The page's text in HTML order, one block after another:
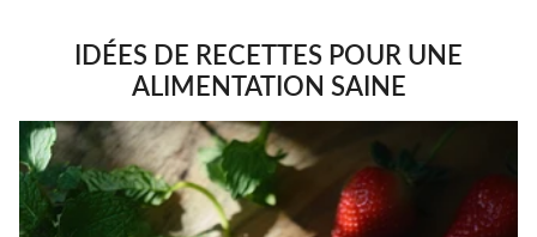
IDÉES DE RECETTES POUR UNE
ALIMENTATION SAINE